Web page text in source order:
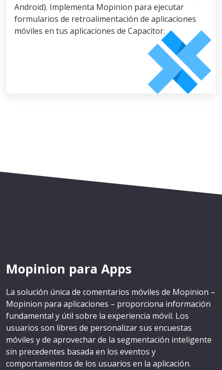
Android). Implementa Mopinion para ejecutar
formularios de retroalimentación de aplicaciones
móviles en tus aplicaciones de Capacitor.
Mopinion para Apps
La solución única de comentarios móviles de Mopinion –
Mopinion para aplicaciones – proporciona información
fundamental y útil sobre la experiencia móvil. Los
usuarios son libres de personalizar sus encuestas
móviles y de aprovechar de la segmentación inteligente
sin precedentes basada en los eventos y
comportamientos de los usuarios en la aplicación.